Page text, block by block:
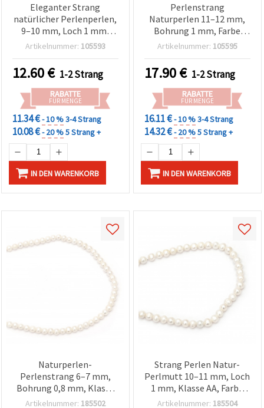
Eleganter Strang
natürlicher Perlenperlen,
9–10 mm, Loch 1 mm,
Cremefarben, ca. 42 Stk. –
DIY Schmuckherstellung
Artikelnummer: 105593
12.60€ 1-2 Strang
RABATTE
FÜR MENGE
11.34 €- 10 %3-4 Strang
10.08 €- 20 %5 Strang +
IN DEN WARENKORB
Perlenstrang
Naturperlen 11–12 mm,
Bohrung 1 mm, Farbe
Creme, ca. 34 Stück,
Schmuckbasteln & DIY
Artikelnummer: 105595
17.90€ 1-2 Strang
RABATTE
FÜR MENGE
16.11 €- 10 %3-4 Strang
14.32 €- 20 %5 Strang +
IN DEN WARENKORB
Naturperlen-
Perlenstrang 6–7 mm,
Bohrung 0,8 mm, Klasse
AA, Creme, ca. 57–59
Artikelnummer: 185502
Strang Perlen Natur-
Perlmutt 10–11 mm, Loch
1 mm, Klasse AA, Farbe
Creme, ca. 39 Stück,
Artikelnummer: 185504